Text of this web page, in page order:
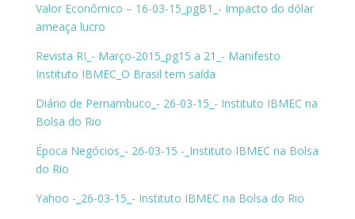
Valor Econômico – 16-03-15_pgB1_- Impacto do dólar
ameaça lucro
Revista RI_- Março-2015_pg15 a 21_- Manifesto
Instituto IBMEC_O Brasil tem saída
Diário de Pernambuco_- 26-03-15_- Instituto IBMEC na
Bolsa do Rio
Época Negócios_- 26-03-15 -_Instituto IBMEC na Bolsa
do Rio
Yahoo -_26-03-15_- Instituto IBMEC na Bolsa do Rio